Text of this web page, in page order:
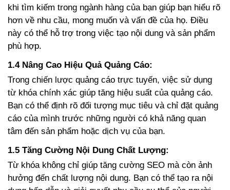
khi tìm kiếm trong ngành hàng của bạn giúp bạn hiểu rõ
hơn về nhu cầu, mong muốn và vấn đề của họ. Điều
này có thể hỗ trợ trong việc tạo nội dung và sản phẩm
phù hợp.
1.4 Nâng Cao Hiệu Quả Quảng Cáo:
Trong chiến lược quảng cáo trực tuyến, việc sử dụng
từ khóa chính xác giúp tăng hiệu suất của quảng cáo.
Bạn có thể định rõ đối tượng mục tiêu và chỉ đặt quảng
cáo của mình trước những người có khả năng quan
tâm đến sản phẩm hoặc dịch vụ của bạn.
1.5 Tăng Cường Nội Dung Chất Lượng:
Từ khóa không chỉ giúp tăng cường SEO mà còn ảnh
hưởng đến chất lượng nội dung. Bạn có thể tạo ra nội